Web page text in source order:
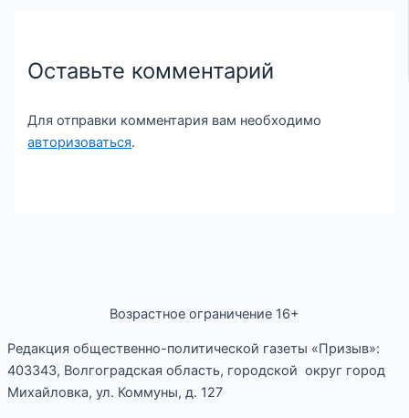
Оставьте комментарий
Для отправки комментария вам необходимо
авторизоваться.
Возрастное ограничение 16+
Редакция общественно-политической газеты «Призыв»:
403343, Волгоградская область, городской округ город
Михайловка, ул. Коммуны, д. 127